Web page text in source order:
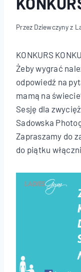
Przez Dziewczyny z
KONKURS
Żeby wygrać
odpowiedź na
mamą na
Sesję dla
Sadowska
Zapraszamy do
do piątku